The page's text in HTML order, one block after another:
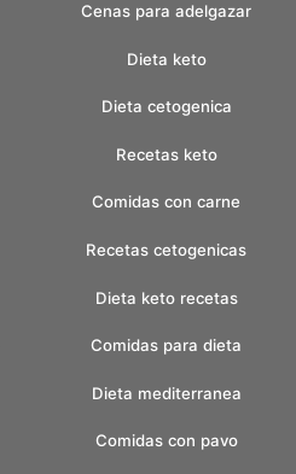
Cenas para adelgazar
Dieta keto
Dieta cetogenica
Recetas keto
Comidas con carne
Recetas cetogenicas
Dieta keto recetas
Comidas para dieta
Dieta mediterranea
Comidas con pavo